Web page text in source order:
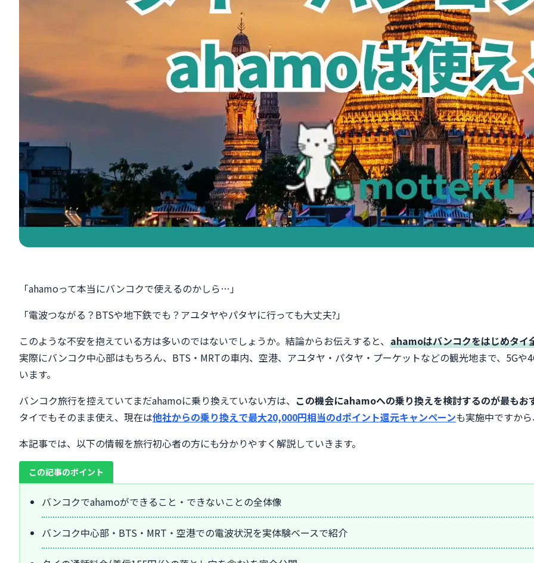
「ahamoって本当にバンコクで使えるのかしら…」
「電波つながる？BTSや地下鉄でも？アユタヤやパタヤに行っても大丈夫?」
このような不安を抱えている方は多いのではないでしょうか。結論からお伝えすると、 ahamoはバンコクをはじめタイ
実際にバンコク中心部はもちろん、BTS・MRTの車内、空港、アユタヤ・パタヤ・プーケットなどの観光地まで、5G
います。
バンコク旅行を控えていてまだahamoに乗り換えていない方は、 この機会にahamoへの乗り換えを検討するのが最もお
タイでもそのまま使え、現在は他社からの乗り換えで最大20,000円相当のdポイント還元キャンペーンも実施中ですか
本記事では、以下の情報を旅行初心者の方にも分かりやすく解説していきます。
この記事のポイント
バンコクでahamoができること・できないことの全体像
バンコク中心部・BTS・MRT・空港での電波状況を実体験ベースで紹介